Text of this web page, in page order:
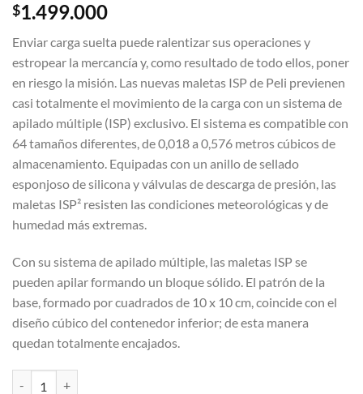
$1.499.000
Enviar carga suelta puede ralentizar sus operaciones y
estropear la mercancía y, como resultado de todo ellos, poner
en riesgo la misión. Las nuevas maletas ISP de Peli previenen
casi totalmente el movimiento de la carga con un sistema de
apilado múltiple (ISP) exclusivo. El sistema es compatible con
64 tamaños diferentes, de 0,018 a 0,576 metros cúbicos de
almacenamiento. Equipadas con un anillo de sellado
esponjoso de silicona y válvulas de descarga de presión, las
maletas ISP² resisten las condiciones meteorológicas y de
humedad más extremas.
Con su sistema de apilado múltiple, las maletas ISP se
pueden apilar formando un bloque sólido. El patrón de la
base, formado por cuadrados de 10 x 10 cm, coincide con el
diseño cúbico del contenedor inferior; de esta manera
quedan totalmente encajados.